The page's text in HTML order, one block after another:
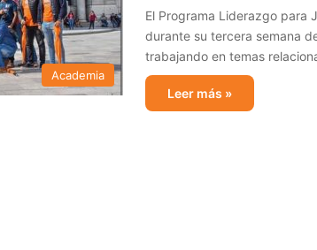
Academia
El Programa Liderazgo para
durante su tercera semana
trabajando en temas
Leer más »